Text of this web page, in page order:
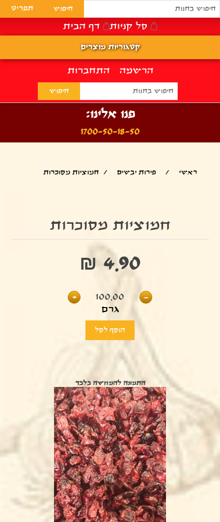
הרשמה התחברות
סל קניות דף הבית
פנו אלינו:
1700-50-18-50
ראשי / פירות יבשים / חמוציות מסוכרות
חמוציות מסוכרות
₪ 4.90
-
100.00
גרם
+
התמונה להמחשה בלבד
תפריט
קטגוריות מוצרים